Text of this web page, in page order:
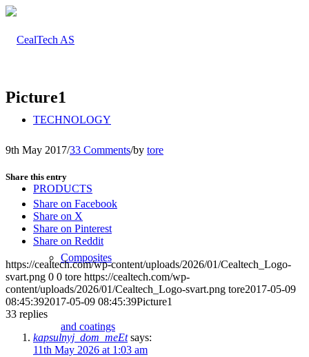
TECHNOLOGY
PRODUCTS
Composites
and coatings
Picture1
9th May 2017/33 Comments/by tore
Share this entry
Share on Facebook
Share on X
Share on Pinterest
Share on Reddit
https://cealtech.com/wp-content/uploads/2026/01/Cealtech_Logo-
svart.png 0 0 tore https://cealtech.com/wp-
content/uploads/2026/01/Cealtech_Logo-svart.png tore2017-05-09
08:45:392017-05-09 08:45:39Picture1
33 replies
kapsulnyj_dom_meEt says:
11th May 2026 at 1:03 am